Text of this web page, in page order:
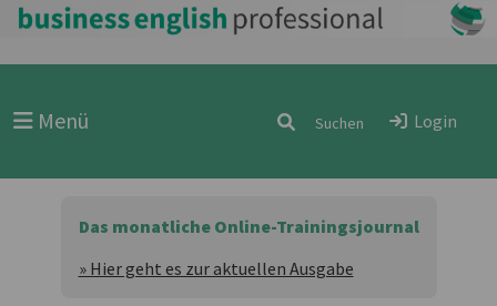
Menü Login
Das monatliche Online-Trainingsjournal
» Hier geht es zur aktuellen Ausgabe